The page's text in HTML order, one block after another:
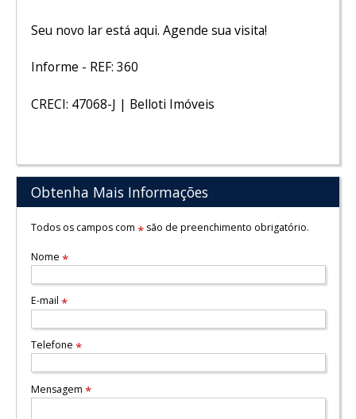
Seu novo lar está aqui. Agende sua visita!
Informe - REF: 360
CRECI: 47068-J | Belloti Imóveis
Obtenha Mais Informações
Todos os campos com *são de preenchimento obrigatório.
Nome *
E-mail *
Telefone *
Mensagem *